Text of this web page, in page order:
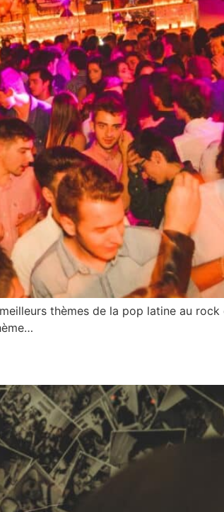
thèmes de la pop latine au rock